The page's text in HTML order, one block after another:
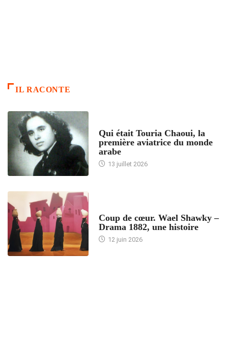
IL RACONTE
Qui était Touria Chaoui, la
première aviatrice du monde
arabe
13 juillet 2026
Coup de cœur. Wael Shawky –
Drama 1882, une histoire
12 juin 2026